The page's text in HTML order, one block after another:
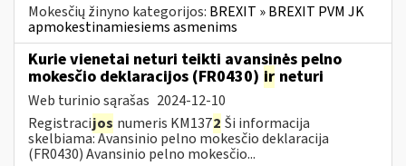
Mokesčių žinyno kategorijos: BREXIT » BREXIT PVM JK
apmokestinamiesiems asmenims
Kurie vienetai neturi teikti avansinės pelno
mokesčio deklaracijos (FR0430) ir neturi
Web turinio sąrašas 2024-12-10
Registracijos numeris KM1372 Ši informacija
skelbiama: Avansinio pelno mokesčio deklaracija
(FR0430) Avansinio pelno mokesčio...